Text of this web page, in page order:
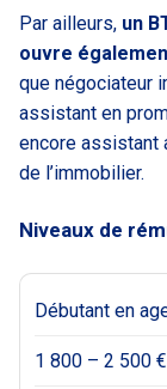
Par ailleurs, un
ouvre
que négociateur
assistant en
encore assistant
de l’immobilier.
Niveaux de
Débutant en
1 800 – 2 500 €